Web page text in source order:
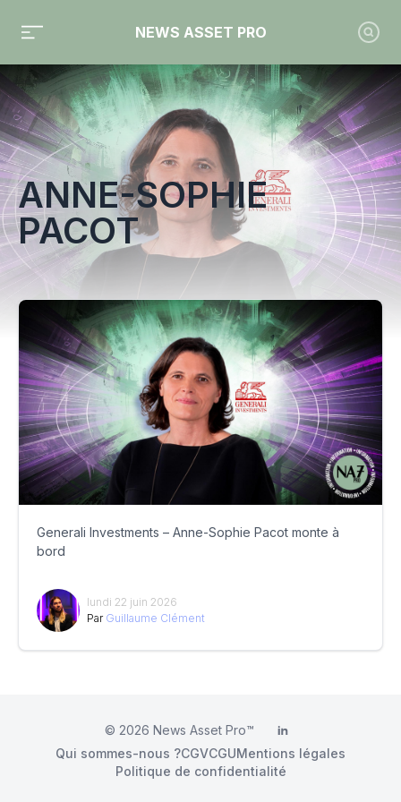
NEWS ASSET PRO
Toute l'actualité sur le tag "Anne-Sophie Pacot"
ANNE-SOPHIE
PACOT
Generali Investments – Anne-Sophie Pacot monte à
bord
lundi 22 juin 2026
Par Guillaume Clément
© 2026 News Asset Pro™ LinkedIn
Qui sommes-nous ?CGVCGUMentions légales
Politique de confidentialité